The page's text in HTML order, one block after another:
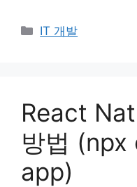
Categories
IT 개발
React
방법
app)